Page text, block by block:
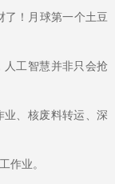
了！月球第一个土豆
人工智慧并非只会抢
、核废料转运、深
作业。